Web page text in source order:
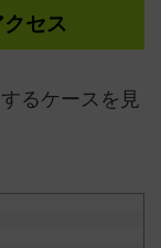
セス
るケースを見